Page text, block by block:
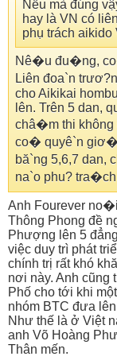
Nếu mà đúng
hay là VN có
phụ trách
Nê�u đu�ng,
Liên đoa`n
cho Aikikai
lên. Trên 5 dan,
châ�m thi không
co� quyê`n giơ�i
bă`ng 5,6,7 dan,
na`o phu?
Anh Fourever
Thông Phong đề
Phượng lên 5
việc duy trì phát
chính trị rất khó
nơi này. Anh cũng
Phố cho tới khi
nhóm BTC đưa
Như thế là ở Việt
anh Võ Hoàng
Thân mến.